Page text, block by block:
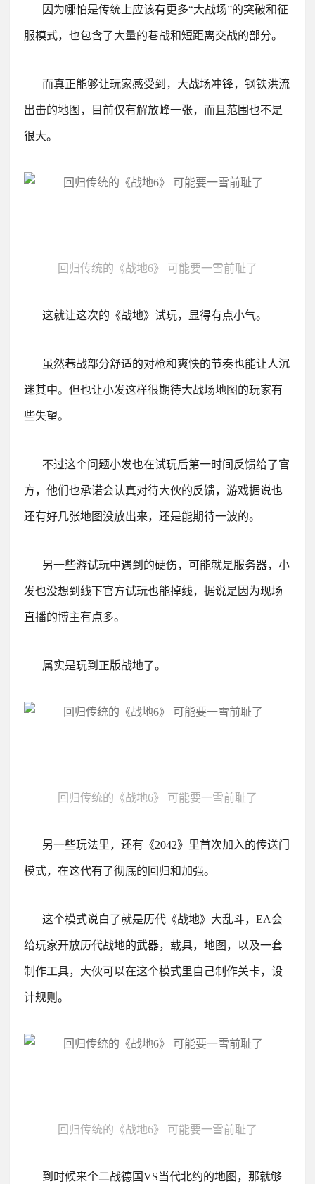
因为哪怕是传统上应该有更多“大战场”的突破和征
服模式，也包含了大量的巷战和短距离交战的部分。
而真正能够让玩家感受到，大战场冲锋，钢铁洪流
出击的地图，目前仅有解放峰一张，而且范围也不是
很大。
回归传统的《战地6》 可能要一雪前耻了
这就让这次的《战地》试玩，显得有点小气。
虽然巷战部分舒适的对枪和爽快的节奏也能让人沉
迷其中。但也让小发这样很期待大战场地图的玩家有
些失望。
不过这个问题小发也在试玩后第一时间反馈给了官
方，他们也承诺会认真对待大伙的反馈，游戏据说也
还有好几张地图没放出来，还是能期待一波的。
另一些游试玩中遇到的硬伤，可能就是服务器，小
发也没想到线下官方试玩也能掉线，据说是因为现场
直播的博主有点多。
属实是玩到正版战地了。
回归传统的《战地6》 可能要一雪前耻了
另一些玩法里，还有《2042》里首次加入的传送门
模式，在这代有了彻底的回归和加强。
这个模式说白了就是历代《战地》大乱斗，EA会
给玩家开放历代战地的武器，载具，地图，以及一套
制作工具，大伙可以在这个模式里自己制作关卡，设
计规则。
回归传统的《战地6》 可能要一雪前耻了
到时候来个二战德国VS当代北约的地图，那就够